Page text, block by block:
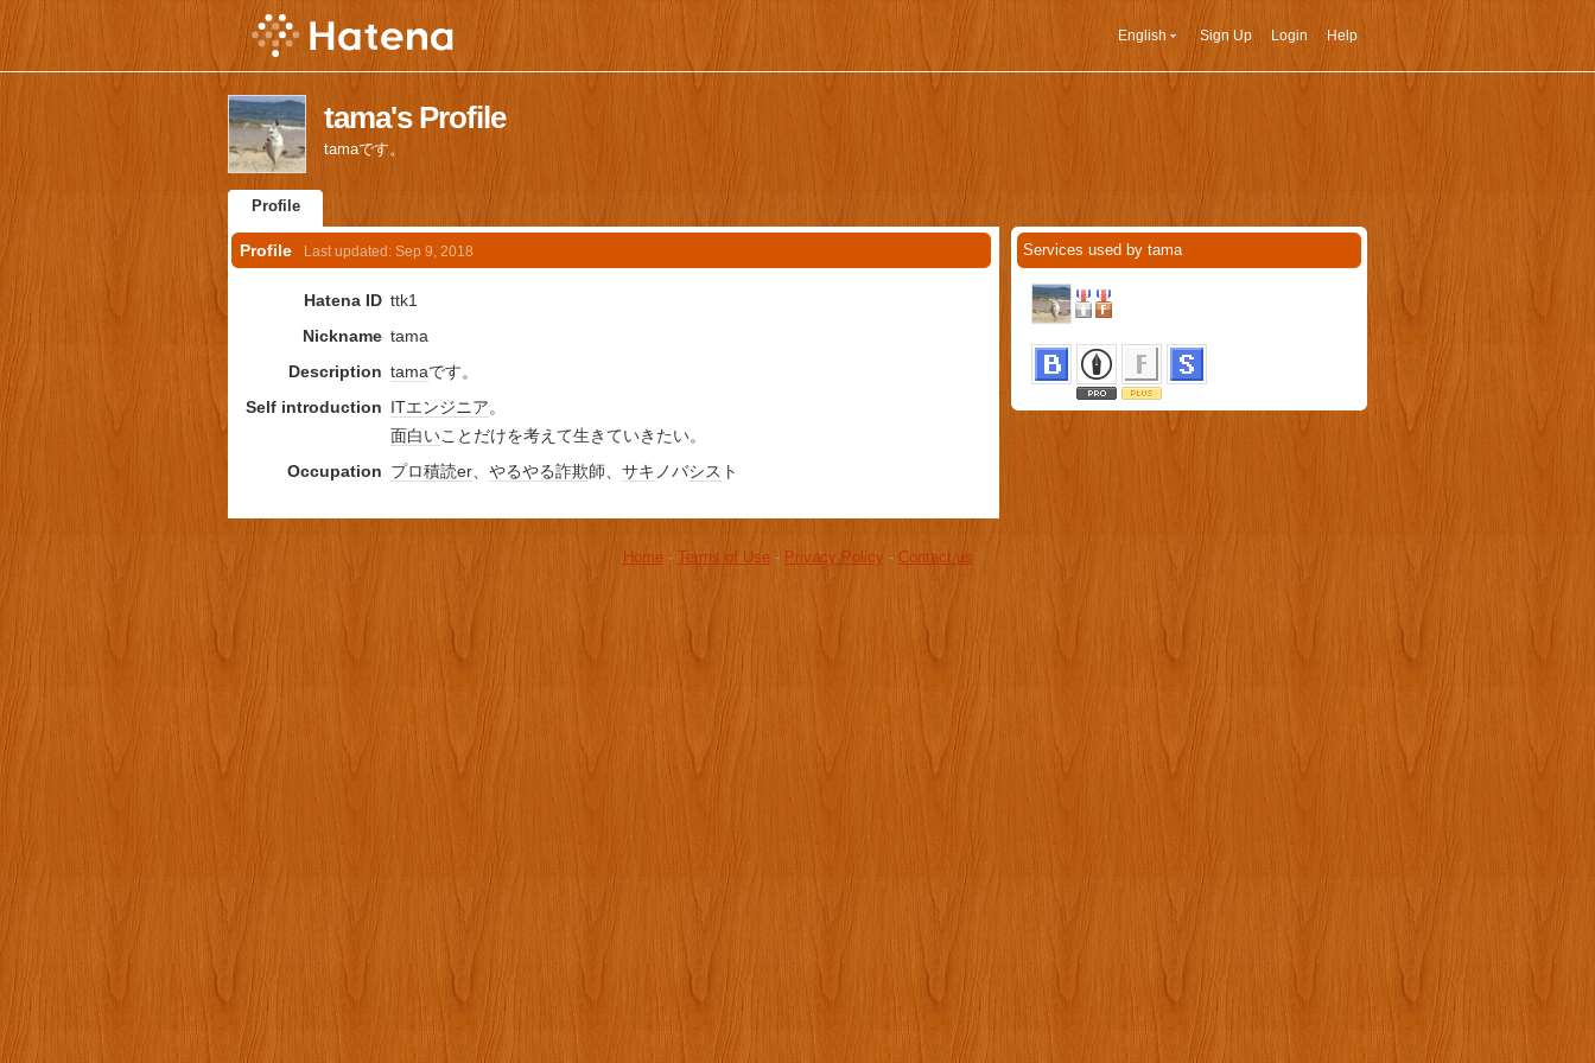
English Sign Up Login Help
tama's Profile
tamaです。
Profile
Profile Last updated: Sep 9, 2018
Hatena ID ttk1
Nickname tama
Description tamaです。
Self introduction ITエンジニア。
面白いことだけを考えて生きていきたい。
Occupation プロ積読er、 やるやる詐欺師、 サキ ノバシス ト
Services used by tama
Home- Terms of Use - Privacy Policy - Contact us